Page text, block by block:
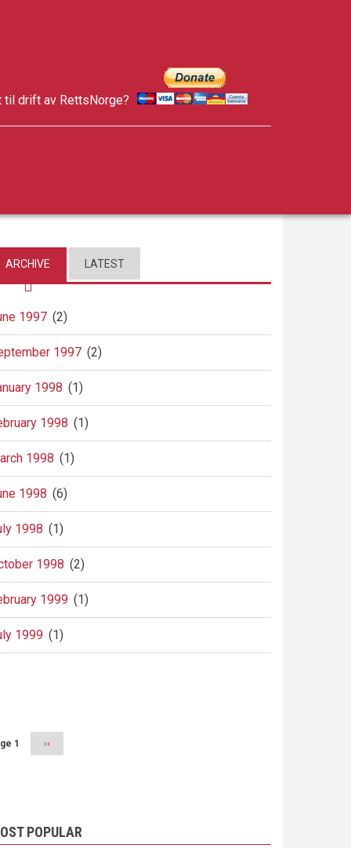
til drift av RettsNorge?
ARCHIVE LATEST
1997 (2)
1997 (2)
1998 (1)
1998 (1)
1998 (1)
1998 (6)
1998 (1)
1998 (2)
1999 (1)
1999 (1)
1
Next
page
››
POPULAR